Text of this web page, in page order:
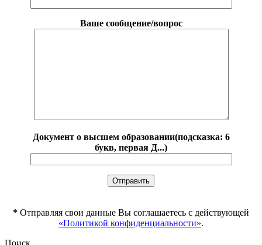
Ваше сообщение/вопрос
Документ о высшем образовании(подсказка: 6
букв, первая Д...)
* Отправляя свои данные Вы соглашаетесь с действующей
«Политикой конфиденциальности».
Поиск